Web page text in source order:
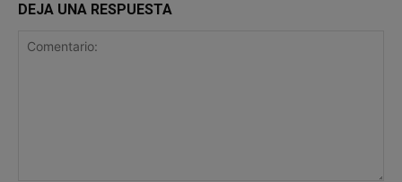
DEJA UNA RESPUESTA